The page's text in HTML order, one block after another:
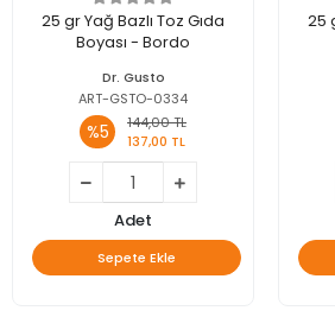
25 gr Yağ Bazlı Toz Gıda
Boyası - Bordo
Dr. Gusto
ART-GSTO-0334
%5
144,00 TL
137,00 TL
Adet
Sepete Ekle
25